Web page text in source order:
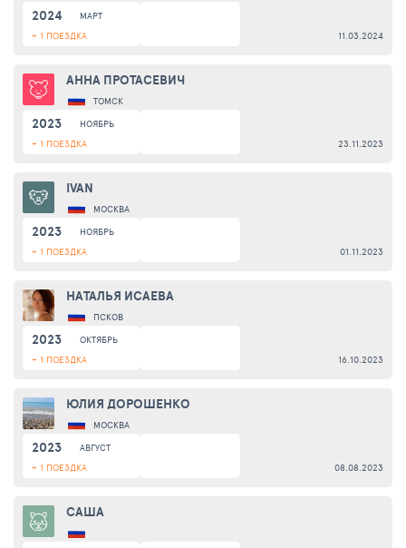
2024
МАРТ
+ 1 ПОЕЗДКА
11.03.2024
АННА ПРОТАСЕВИЧ
ТОМСК
2023
НОЯБРЬ
+ 1 ПОЕЗДКА
23.11.2023
IVAN
МОСКВА
2023
НОЯБРЬ
+ 1 ПОЕЗДКА
01.11.2023
НАТАЛЬЯ ИСАЕВА
ПСКОВ
2023
ОКТЯБРЬ
+ 1 ПОЕЗДКА
16.10.2023
ЮЛИЯ ДОРОШЕНКО
МОСКВА
2023
АВГУСТ
+ 1 ПОЕЗДКА
08.08.2023
САША